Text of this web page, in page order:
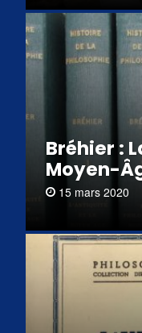
Bréhier :
Moyen-
15 mars 2020